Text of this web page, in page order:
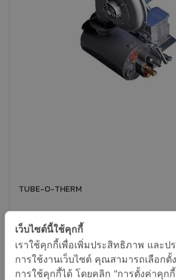
TUBE-O-THERM
ติดต่อทันที
เว็บไซต์นี้ใช้คุกกี้
เราใช้คุกกี้เพื่อเพิ่มประสิทธิภาพ และ
การใช้งานเว็บไซต์ คุณสามารถเลือก
การใช้คุกกี้ได้ โดยคลิก "การตั้งค่าคุก